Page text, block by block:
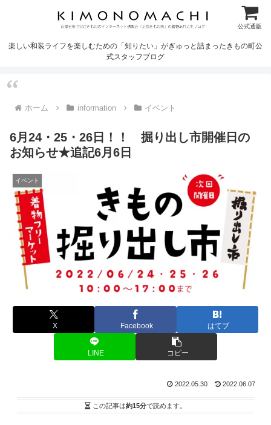
公式通販
楽しい和装ライフを楽しむための「知りたい」がぎゅっと詰まったきもの町公
式スタッフブログ
ホーム information イベント
6月24・25・26日！！ 掘り出し市開催日の
お知らせ★追記6月6日
イベント
X Facebook はてブ
LINE コピー
2022.05.30 2022.06.07
この記事は約15分で読めます。